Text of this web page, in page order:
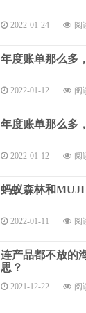
2022-01-24 阅
年度账单那么多
2022-01-12 阅
年度账单那么多
2022-01-12 阅
蚂蚁森林和
2022-01-11 阅
连产品都不放的
思？
2021-12-22 阅